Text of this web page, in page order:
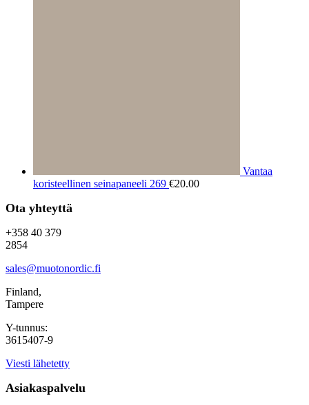
Vantaa
koristeellinen seinapaneeli 269 €20.00
Ota yhteyttä
+358 40 379
2854
sales@muotonordic.fi
Finland,
Tampere
Y-tunnus:
3615407-9
Viesti lähetetty
Asiakaspalvelu